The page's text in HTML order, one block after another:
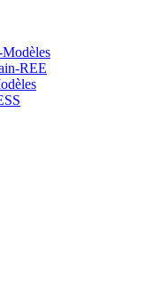
REE